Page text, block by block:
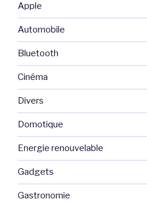
Apple
Automobile
Bluetooth
Cinéma
Divers
Domotique
Energie renouvelable
Gadgets
Gastronomie